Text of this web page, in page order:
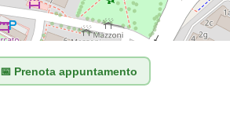
📅 Prenota appuntamento